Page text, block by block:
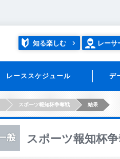
知る楽しむ レーサ
レーススケジュール デ
スポーツ報知杯争奪戦 結果
スポーツ報知杯